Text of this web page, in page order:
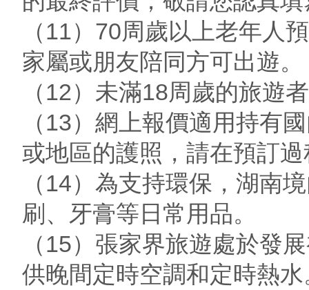
（11）70周歲以上老年人
家屬或朋友陪同方可出遊。
（12）未滿18周歲的旅遊
（13）網上報價適用持有
或地區的護照，請在預訂
（14）為支持環保，湖南
刷、牙膏等日常用品。
（15）張家界旅遊處於發
供晚間定時空調和定時熱水